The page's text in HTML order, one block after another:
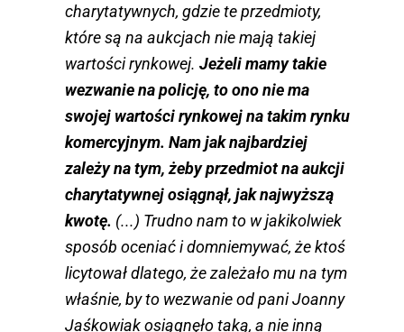
charytatywnych, gdzie te przedmioty,
które są na aukcjach nie mają takiej
wartości rynkowej. Jeżeli mamy takie
wezwanie na policję, to ono nie ma
swojej wartości rynkowej na takim rynku
komercyjnym. Nam jak najbardziej
zależy na tym, żeby przedmiot na aukcji
charytatywnej osiągnął, jak najwyższą
kwotę. (...) Trudno nam to w jakikolwiek
sposób oceniać i domniemywać, że ktoś
licytował dlatego, że zależało mu na tym
właśnie, by to wezwanie od pani Joanny
Jaśkowiak osiągnęło taką, a nie inną